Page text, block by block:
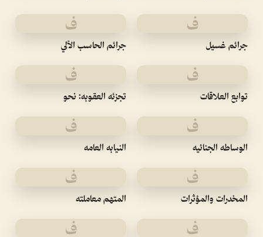
ف
جرائم غسيل
ف
جرائم الحاسب الآلي
ف
توابع العلاقات
ف
تجزئه العقوبه: نحو
ف
الوساطه الجنائيه
ف
النيابه العامه
ف
المخدرات والمؤثرات
ف
المتهم معاملته
ف ف